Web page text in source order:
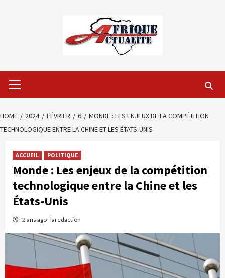
Menu
HOME 2024 FÉVRIER 6
MONDE : LES ENJEUX DE LA COMPÉTITION
TECHNOLOGIQUE ENTRE LA CHINE ET LES ÉTATS-UNIS
ACCUEIL POLITIQUE
Monde : Les enjeux de la compétition
technologique entre la Chine et les
États-Unis
2 ans ago laredaction